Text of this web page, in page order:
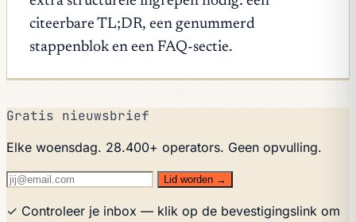
citeerbare TL;DR, een genummerd
stappenblok en een FAQ-sectie.
Gratis nieuwsbrief
Elke woensdag. 28.400+ operators. Geen opvulling.
Lid worden →
✓ Controleer je inbox — klik op de bevestigingslink om